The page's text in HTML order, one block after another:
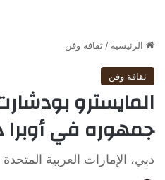
الرئيسية /ثقافة وفن
ثقافة وفن
المايسترو
جمهوره في أوبرا
دبي، الإمارات العربية المتحدة